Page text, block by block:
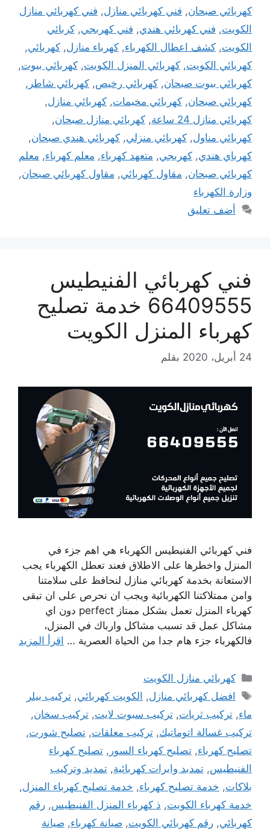
كهربائي صبحان, فني كهربائي منازل, فني كهربائي منازل
الكويت, فني كهربائي هندي, فني كهربجي, كربائي
الكويت, كشف اعطال الكهرباء, كهرباء منازل, كهربائي,
كهربائي الكويت, كهربائي المنزل الكويت, كهربائي بيوت,
كهربائي بيوت صبحان, كهربائي رخيص, كهربائي شاطر ,
كهربائي صبحان, كهربائي مخيمات, كهربائي منازل,
كهربائي منازل 24 ساعة
, كهربائي منازل صبحان,
كهربائي مناول, كهربائي منزلي, كهربائي هندي صبحان,
كهرباي هندي, كهربجي, متعهد كهرباء, معلم كهرباء, معلم
كهربائي صبحان, مقاول كهربائي, مقاول كهربائي صبحان,
وزارة الكهرباء
أضف تعليق
فني كهربائي الفنيطيس
66409555 خدمة تصليح
كهرباء المنزل الكويت
24 أبريل، 2020 بقلم
فني كهربائي الفنيطيس الكهرباء هي اهم جزء في
المنزل واخطرها على الاطلاق فعند تعطل الكهرباء يجب
الاستعانة بخدمة كهربائي منازل لنحافظ على سلامتنا
وامن ممتلاكتنا الكهربائية ويجب ان نحرص على ان تبقى
كهرباء المنزل تعمل بشكل ممتاز perfect دون اي
مشاكل عمل قد تسبب مشاكل وارباك في المنزل،
فالكهرباء جزء هام جدا من الحياة العصرية … اقرأ المزيد
التصنيفات
كهربائي منازل الكويت
الوسوم
افضل كهربائي منازل, الكويت كهربائي,تركيب بيلر
ماء, تركيب ثريات, تركيب سبوت لايت, تركيب سخان,
تركيب غسالة اتوماتيك, تركيب معلقات, تصليح شورت,
تصليح كهرباء, تصليح كهرباء السور , تصليح كهرباء
الفنيطيس, تمدبد وايرات كهربائية, تمديد وتركيب
بلاكات, خدمة تصليح كهرباء, خدمة تصليح كهرباء المنزل,
خدمة كهرباء الكويت, ذ كهرباء المنزل الفنيطيس, رقم
كهربائي, رقم كهربائي الكويت, صيانة كهرباء, صيانة